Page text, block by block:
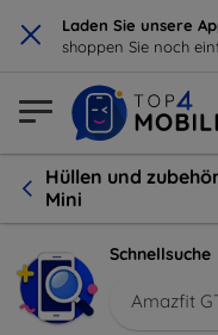
× Laden Sie unsere
shoppen Sie noch
Hüllen und
Mini
Schnellsuche
Amazfit